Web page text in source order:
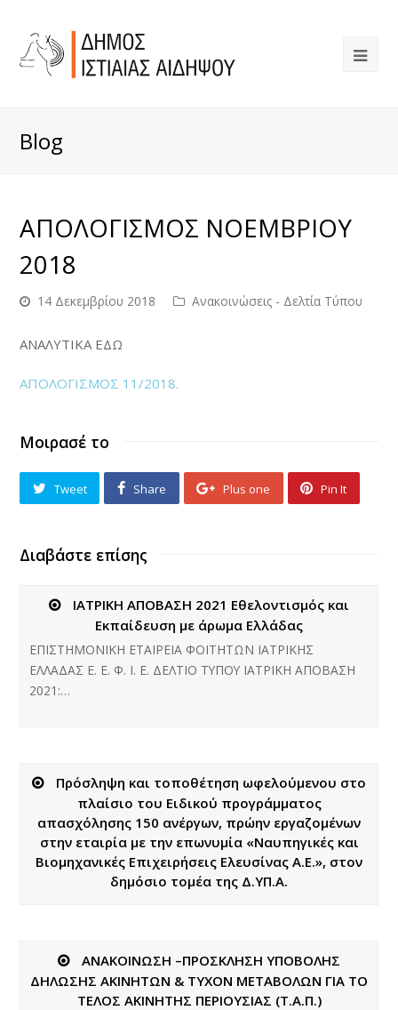
Blog
ΑΠΟΛΟΓΙΣΜΟΣ ΝΟΕΜΒΡΙΟΥ
2018
14 Δεκεμβρίου 2018 Ανακοινώσεις - Δελτία Τύπου
ΑΝΑΛΥΤΙΚΑ ΕΔΩ
ΑΠΟΛΟΓΙΣΜΟΣ 11/2018.
Μοιρασέ το
Tweet Share Plus one Pin It
Διαβάστε επίσης
ΙΑΤΡΙΚΗ ΑΠΟΒΑΣΗ 2021 Εθελοντισμός και
Εκπαίδευση με άρωμα Ελλάδας
ΕΠΙΣΤΗΜΟΝΙΚΗ ΕΤΑΙΡΕΙΑ ΦΟΙΤΗΤΩΝ ΙΑΤΡΙΚΗΣ
ΕΛΛΑΔΑΣ Ε. Ε. Φ. Ι. Ε. ΔΕΛΤΙΟ ΤΥΠΟΥ ΙΑΤΡΙΚΗ ΑΠΟΒΑΣΗ
2021:…
Πρόσληψη και τοποθέτηση ωφελούμενου στο
πλαίσιο του Ειδικού προγράμματος
απασχόλησης 150 ανέργων, πρώην εργαζομένων
στην εταιρία με την επωνυμία «Ναυπηγικές και
Βιομηχανικές Επιχειρήσεις Ελευσίνας Α.Ε.», στον
δημόσιο τομέα της Δ.ΥΠ.Α.
ΑΝΑΚΟΙΝΩΣΗ –ΠΡΟΣΚΛΗΣΗ ΥΠΟΒΟΛΗΣ
ΔΗΛΩΣΗΣ ΑΚΙΝΗΤΩΝ & ΤΥΧΟΝ ΜΕΤΑΒΟΛΩΝ ΓΙΑ ΤΟ
ΤΕΛΟΣ ΑΚΙΝΗΤΗΣ ΠΕΡΙΟΥΣΙΑΣ (Τ.Α.Π.)